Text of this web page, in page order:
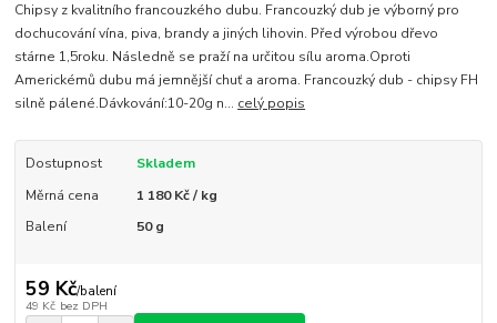
Chipsy z kvalitního francouzkého dubu. Francouzký dub je výborný pro
dochucování vína, piva, brandy a jiných lihovin. Před výrobou dřevo
stárne 1,5roku. Následně se praží na určitou sílu aroma.Oproti
Americkémů dubu má jemnější chuť a aroma. Francouzký dub - chipsy FH
silně pálené.Dávkování:10-20g n... celý popis
Dostupnost
Skladem
Měrná cena
1 180 Kč / kg
Balení
50 g
59 Kč/balení
49 Kč bez DPH